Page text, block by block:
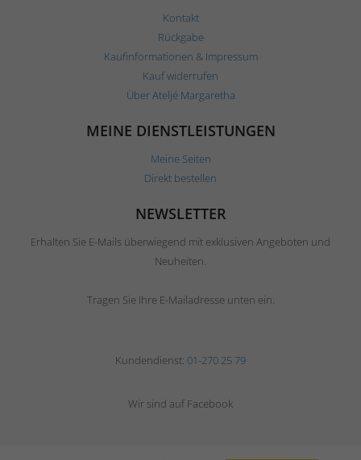
Kontakt
Rückgabe
Kaufinformationen & Impressum
Kauf widerrufen
Über Ateljé Margaretha
MEINE DIENSTLEISTUNGEN
Meine Seiten
Direkt bestellen
NEWSLETTER
Erhalten Sie E-Mails überwiegend mit exklusiven Angeboten und
Neuheiten.
Tragen Sie Ihre E-Mailadresse unten ein.
Kundendienst: 01-270 25 79
Wir sind auf Facebook